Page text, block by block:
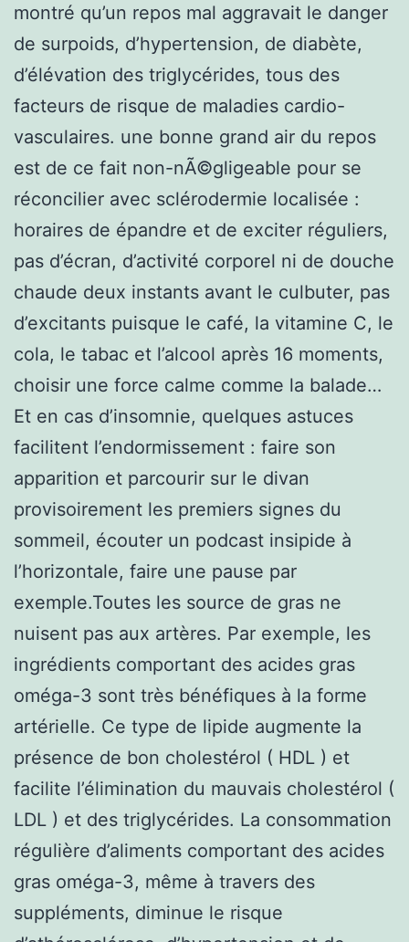
montré qu’un repos mal aggravait le danger
de surpoids, d’hypertension, de diabète,
d’élévation des triglycérides, tous des
facteurs de risque de maladies cardio-
vasculaires. une bonne grand air du repos
est de ce fait non-nÃ©gligeable pour se
réconcilier avec sclérodermie localisée :
horaires de épandre et de exciter réguliers,
pas d’écran, d’activité corporel ni de douche
chaude deux instants avant le culbuter, pas
d’excitants puisque le café, la vitamine C, le
cola, le tabac et l’alcool après 16 moments,
choisir une force calme comme la balade…
Et en cas d’insomnie, quelques astuces
facilitent l’endormissement : faire son
apparition et parcourir sur le divan
provisoirement les premiers signes du
sommeil, écouter un podcast insipide à
l’horizontale, faire une pause par
exemple.Toutes les source de gras ne
nuisent pas aux artères. Par exemple, les
ingrédients comportant des acides gras
oméga-3 sont très bénéfiques à la forme
artérielle. Ce type de lipide augmente la
présence de bon cholestérol ( HDL ) et
facilite l’élimination du mauvais cholestérol (
LDL ) et des triglycérides. La consommation
régulière d’aliments comportant des acides
gras oméga-3, même à travers des
suppléments, diminue le risque